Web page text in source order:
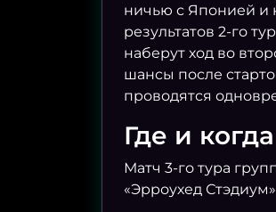
ничью с Японией и
результатов 2-го
наберут ход во
шансы после
проводятся
Где и когда
Матч 3-го тура
«Эрроухед